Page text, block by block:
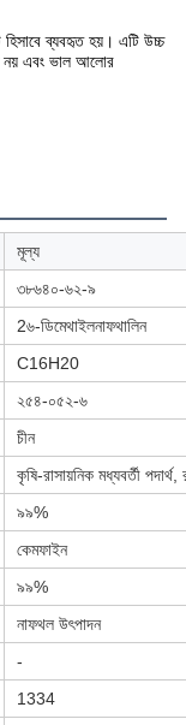
হিসাবে ব্যবহৃত হয়। এটি উচ্চ
নয় এবং ভাল আলোর
মূল্য
৩৮৬৪০-৬২-৯
2৬-ডিমেথাইলনাফথালিন
C16H20
২৫৪-০৫২-৬
চীন
কৃষি-রাসায়নিক মধ্যবর্তী
৯৯%
কেমফাইন
৯৯%
নাফথল উৎপাদন
-
1334